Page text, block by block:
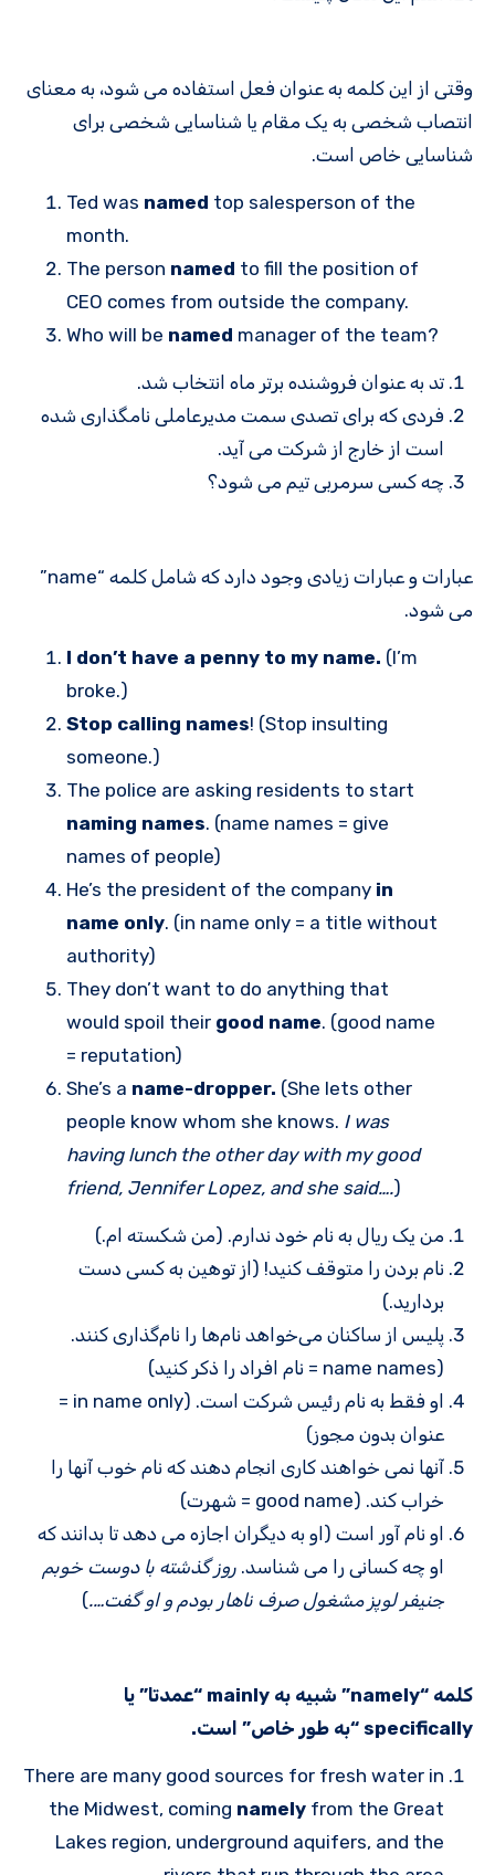
وقتی از این کلمه به عنوان فعل استفاده می شود، به معنای
انتصاب شخصی به یک مقام یا شناسایی شخصی برای
شناسایی خاص است.
Ted was named top salesperson of the
month.
The person named to fill the position of
CEO comes from outside the company.
Who will be named manager of the team?
تد به عنوان فروشنده برتر ماه انتخاب شد.
فردی که برای تصدی سمت مدیرعاملی نامگذاری شده
است از خارج از شرکت می آید.
چه کسی سرمربی تیم می شود؟
عبارات و عبارات زیادی وجود دارد که شامل کلمه “name”
می شود.
I don’t have a penny to my name. (I’m
broke.)
Stop calling names! (Stop insulting
someone.)
The police are asking residents to start
naming names. (name names = give
names of people)
He’s the president of the company in
name only. (in name only = a title without
authority)
They don’t want to do anything that
would spoil their good name. (good name
= reputation)
She’s a name-dropper. (She lets other
people know whom she knows. I was
having lunch the other day with my good
friend, Jennifer Lopez, and she said….)
من یک ریال به نام خود ندارم. (من شکسته ام.)
نام بردن را متوقف کنید! (از توهین به کسی دست
بردارید.)
پلیس از ساکنان می‌خواهد نام‌ها را نام‌گذاری کنند.
(name names = نام افراد را ذکر کنید)
او فقط به نام رئیس شرکت است. (in name only =
عنوان بدون مجوز)
آنها نمی خواهند کاری انجام دهند که نام خوب آنها را
خراب کند. (good name = شهرت)
او نام آور است (او به دیگران اجازه می دهد تا بدانند که
او چه کسانی را می شناسد. روز گذشته با دوست خوبم
جنیفر لوپز مشغول صرف ناهار بودم و او گفت….)
کلمه “namely” شبیه به mainly “عمدتا” یا
specifically “به طور خاص” است.
There are many good sources for fresh water in
the Midwest, coming namely from the Great
Lakes region, underground aquifers, and the